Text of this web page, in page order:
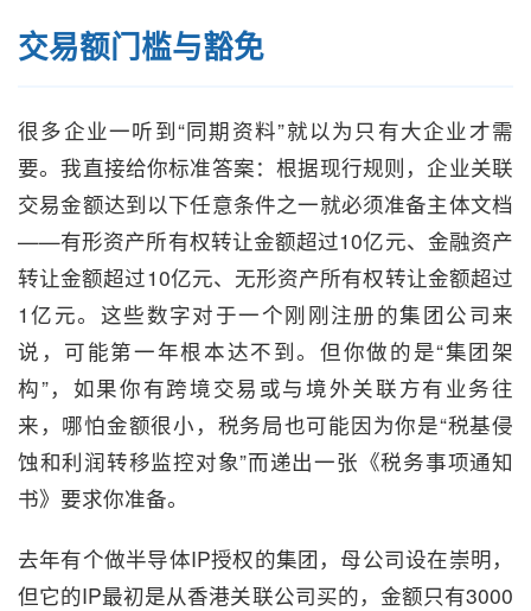
交易额门槛与豁免
很多企业一听到“同期资料”就以为只有大企业才需
要。我直接给你标准答案：根据现行规则，企业关联
交易金额达到以下任意条件之一就必须准备主体文档
——有形资产所有权转让金额超过10亿元、金融资产
转让金额超过10亿元、无形资产所有权转让金额超过
1亿元。这些数字对于一个刚刚注册的集团公司来
说，可能第一年根本达不到。但你做的是“集团架
构”，如果你有跨境交易或与境外关联方有业务往
来，哪怕金额很小，税务局也可能因为你是“税基侵
蚀和利润转移监控对象”而递出一张《税务事项通知
书》要求你准备。
去年有个做半导体IP授权的集团，母公司设在崇明，
但它的IP最初是从香港关联公司买的，金额只有3000